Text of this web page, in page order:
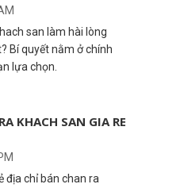
san làm hài lòng
Bí quyết nằm ở chính
lựa chọn.
KHACH SAN GIA RE
địa chỉ bán chan ra